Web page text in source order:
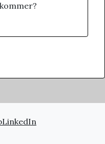
LinkedIn